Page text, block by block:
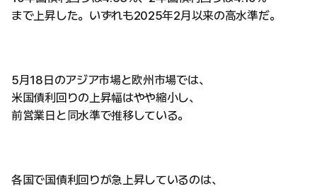
まで上昇した。いずれも2025年2月以来の高水準だ。
5月18日のアジア市場と欧州市場では、
米国債利回りの上昇幅はやや縮小し、
前営業日と同水準で推移している。
各国で国債利回りが急上昇しているのは、